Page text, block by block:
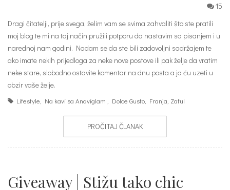
15
Dragi čitatelji, prije svega, želim vam se svima zahvaliti što ste pratili
moj blog te mi na taj način pružili potporu da nastavim sa pisanjem i u
narednoj nam godini. Nadam se da ste bili zadovoljni sadržajem te
ako imate nekih prijedloga za neke nove postove ili pak želje da vratim
neke stare, slobodno ostavite komentar na dnu posta a ja ću uzeti u
obzir vaše želje.
Lifestyle Na kavi sa Anaviglam Dolce Gusto Franja Zaful
PROČITAJ ČLANAK
Giveaway | Stižu tako chic